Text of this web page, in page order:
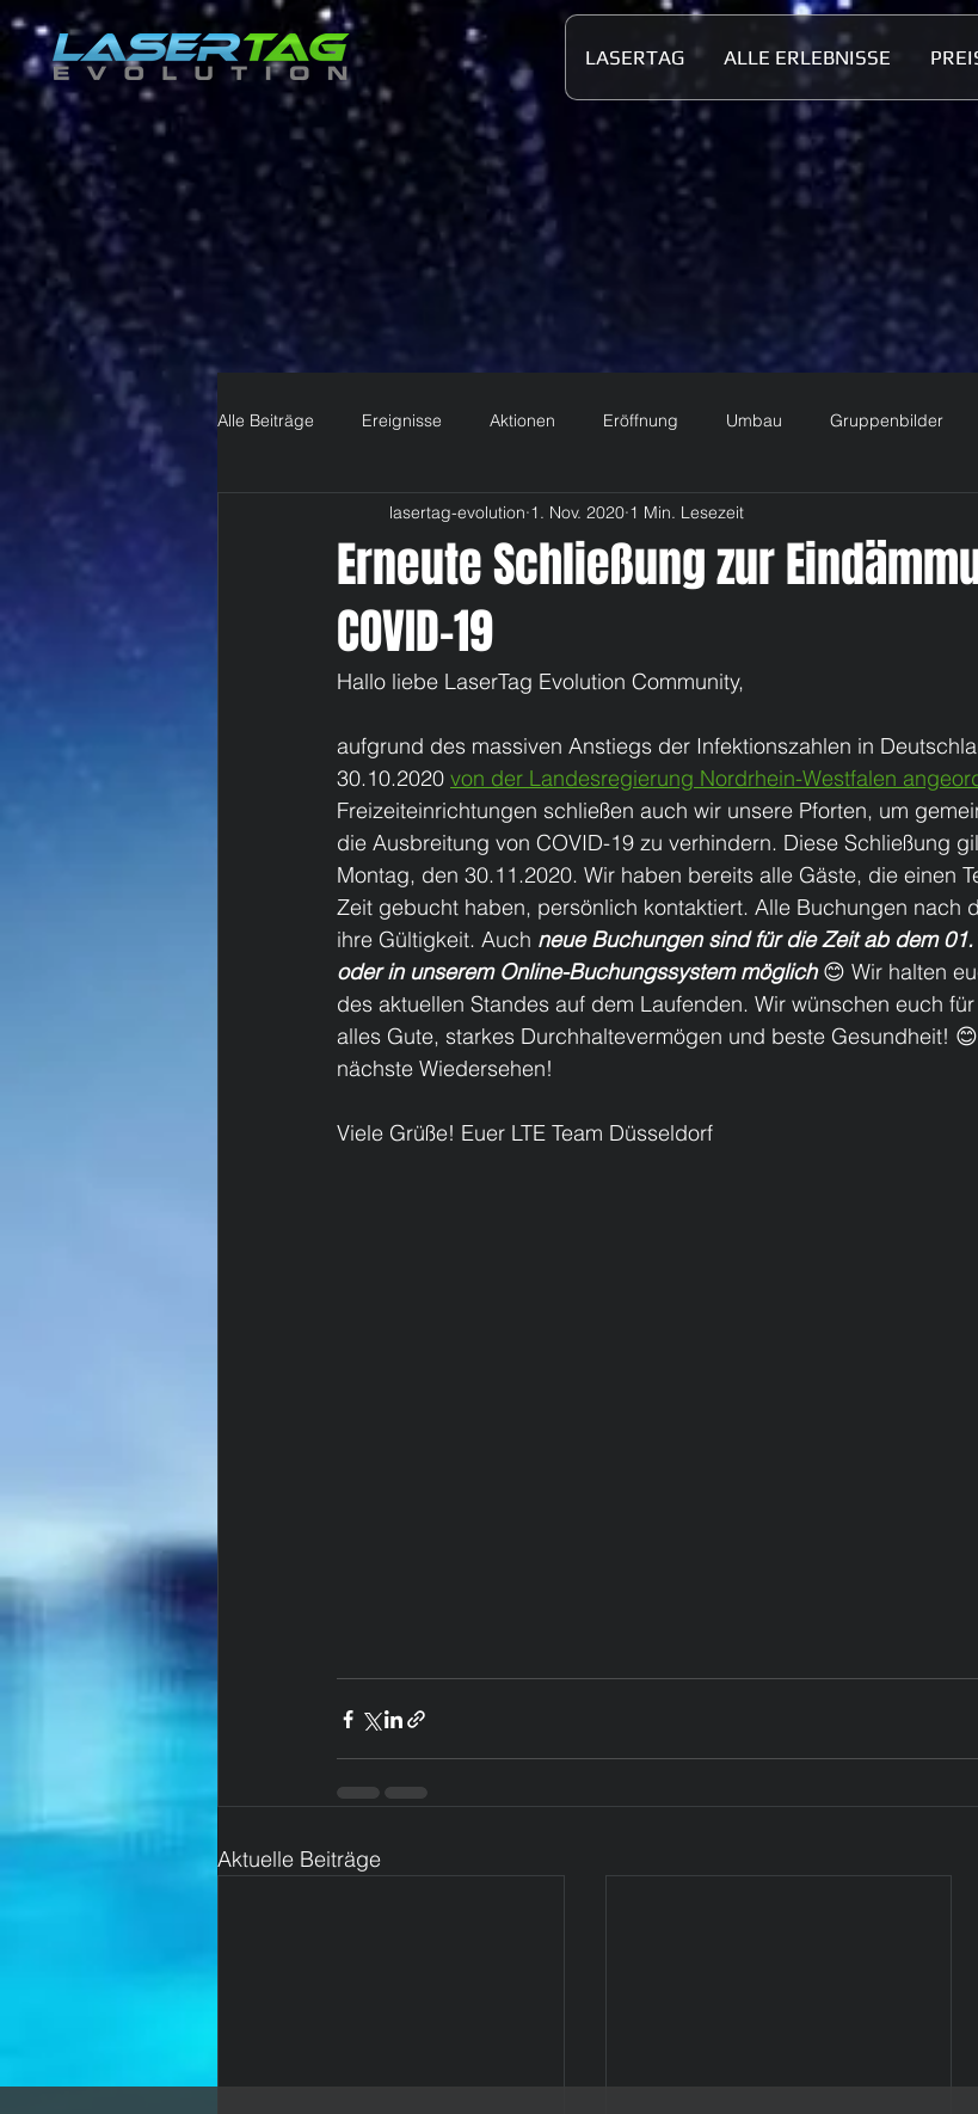
LASERTAG ALLE ERLEBNISSE
Alle Beiträge Ereignisse Aktionen Eröffnung Umbau Gruppenbilder
Erneute Schließung zur
COVID-19
lasertag-evolution 1. Nov. 2020 1 Min. Lesezeit
Hallo liebe LaserTag Evolution Community,
aufgrund des massiven Anstiegs der Infektionszahlen in
30.10.2020 von der Landesregierung Nordrhein-Westfalen
Freizeiteinrichtungen schließen auch wir unsere Pforten, um
die Ausbreitung von COVID-19 zu verhindern. Diese Schließung
Montag, den 30.11.2020. Wir haben bereits alle Gäste, die einen
Zeit gebucht haben, persönlich kontaktiert. Alle Buchungen nach
ihre Gültigkeit. Auch neue Buchungen sind für die Zeit ab dem
oder in unserem Online-Buchungssystem möglich 😊 Wir halten
des aktuellen Standes auf dem Laufenden. Wir wünschen euch
alles Gute, starkes Durchhaltevermögen und beste Gesundheit!
nächste Wiedersehen!
Viele Grüße! Euer LTE Team Düsseldorf
Aktuelle Beiträge